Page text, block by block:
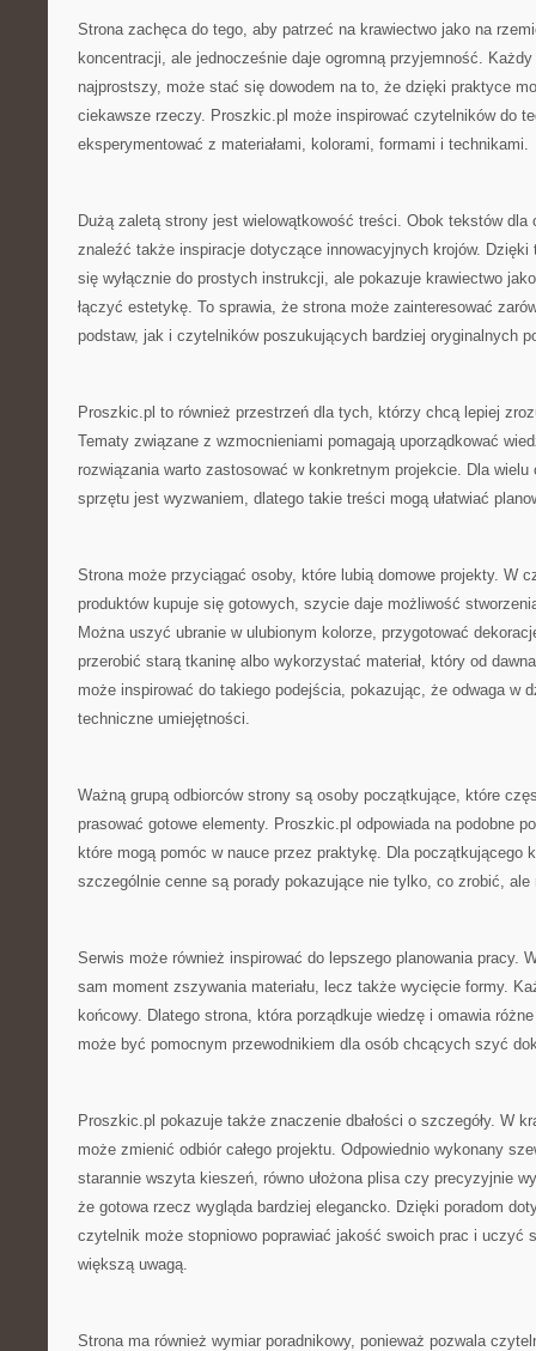
Strona zachęca do tego, aby patrzeć na krawiectwo jako na
koncentracji, ale jednocześnie daje ogromną przyjemność.
najprostszy, może stać się dowodem na to, że dzięki praktyce
ciekawsze rzeczy. Proszkic.pl może inspirować czytelników do
eksperymentować z materiałami, kolorami, formami i technikami.
Dużą zaletą strony jest wielowątkowość treści. Obok tekstów
znaleźć także inspiracje dotyczące innowacyjnych krojów. Dzięki
się wyłącznie do prostych instrukcji, ale pokazuje krawiectwo
łączyć estetykę. To sprawia, że strona może zainteresować
podstaw, jak i czytelników poszukujących bardziej oryginalnych
Proszkic.pl to również przestrzeń dla tych, którzy chcą lepiej
Tematy związane z wzmocnieniami pomagają uporządkować
rozwiązania warto zastosować w konkretnym projekcie. Dla wielu
sprzętu jest wyzwaniem, dlatego takie treści mogą ułatwiać
Strona może przyciągać osoby, które lubią domowe projekty. W
produktów kupuje się gotowych, szycie daje możliwość
Można uszyć ubranie w ulubionym kolorze, przygotować
przerobić starą tkaninę albo wykorzystać materiał, który od
może inspirować do takiego podejścia, pokazując, że odwaga w
techniczne umiejętności.
Ważną grupą odbiorców strony są osoby początkujące, które
prasować gotowe elementy. Proszkic.pl odpowiada na podobne
które mogą pomóc w nauce przez praktykę. Dla początkującego
szczególnie cenne są porady pokazujące nie tylko, co zrobić, ale
Serwis może również inspirować do lepszego planowania pracy.
sam moment zszywania materiału, lecz także wycięcie formy.
końcowy. Dlatego strona, która porządkuje wiedzę i omawia
może być pomocnym przewodnikiem dla osób chcących szyć
Proszkic.pl pokazuje także znaczenie dbałości o szczegóły. W
może zmienić odbiór całego projektu. Odpowiednio wykonany
starannie wszyta kieszeń, równo ułożona plisa czy precyzyjnie
że gotowa rzecz wygląda bardziej elegancko. Dzięki poradom
czytelnik może stopniowo poprawiać jakość swoich prac i uczyć
większą uwagą.
Strona ma również wymiar poradnikowy, ponieważ pozwala